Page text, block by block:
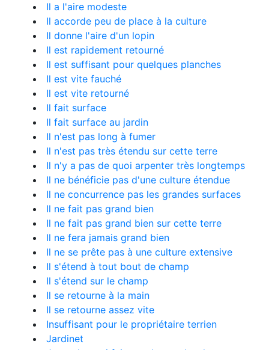
Il a l'aire modeste
Il accorde peu de place à la culture
Il donne l'aire d'un lopin
Il est rapidement retourné
Il est suffisant pour quelques planches
Il est vite fauché
Il est vite retourné
Il fait surface
Il fait surface au jardin
Il n'est pas long à fumer
Il n'est pas très étendu sur cette terre
Il n'y a pas de quoi arpenter très longtemps
Il ne bénéficie pas d'une culture étendue
Il ne concurrence pas les grandes surfaces
Il ne fait pas grand bien
Il ne fait pas grand bien sur cette terre
Il ne fera jamais grand bien
Il ne se prête pas à une culture extensive
Il s'étend à tout bout de champ
Il s'étend sur le champ
Il se retourne à la main
Il se retourne assez vite
Insuffisant pour le propriétaire terrien
Jardinet